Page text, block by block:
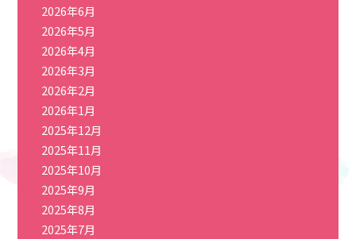
2026年6月
2026年5月
2026年4月
2026年3月
2026年2月
2026年1月
2025年12月
2025年11月
2025年10月
2025年9月
2025年8月
2025年7月